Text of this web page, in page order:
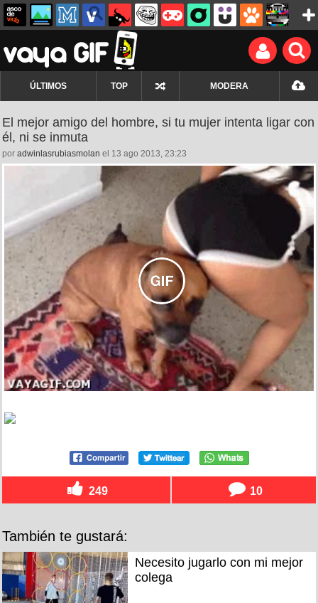
ÚLTIMOS TOP MODERA
El mejor amigo del hombre, si tu mujer intenta ligar con
él, ni se inmuta
por adwinlasrubiasmolan el 13 ago 2013, 23:23
249 10
También te gustará:
Necesito jugarlo con mi mejor
colega